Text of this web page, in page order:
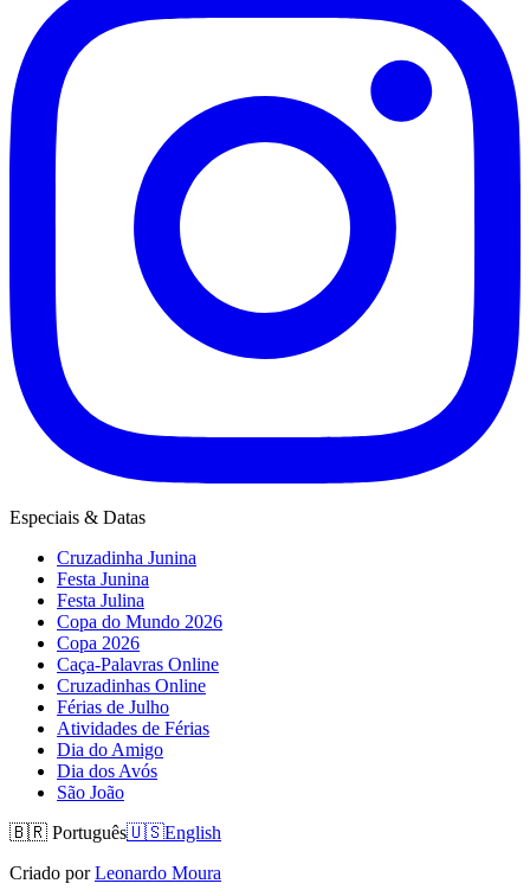
Especiais & Datas
Cruzadinha Junina
Festa Junina
Festa Julina
Copa do Mundo 2026
Copa 2026
Caça-Palavras Online
Cruzadinhas Online
Férias de Julho
Atividades de Férias
Dia do Amigo
Dia dos Avós
São João
🇧🇷 Português🇺🇸English
Criado por Leonardo Moura